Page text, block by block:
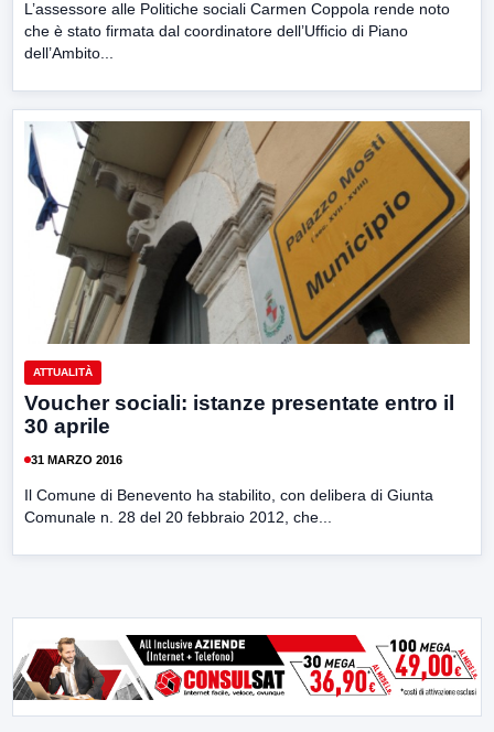
L’assessore alle Politiche sociali Carmen Coppola rende noto
che è stato firmata dal coordinatore dell’Ufficio di Piano
dell’Ambito...
ATTUALITÀ
Voucher sociali: istanze presentate entro il
30 aprile
31 MARZO 2016
Il Comune di Benevento ha stabilito, con delibera di Giunta
Comunale n. 28 del 20 febbraio 2012, che...